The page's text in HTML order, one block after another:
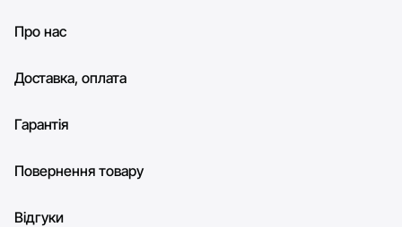
Про нас
Доставка, оплата
Гарантія
Повернення товару
Відгуки